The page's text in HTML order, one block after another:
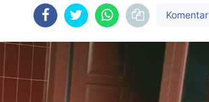
Komentar